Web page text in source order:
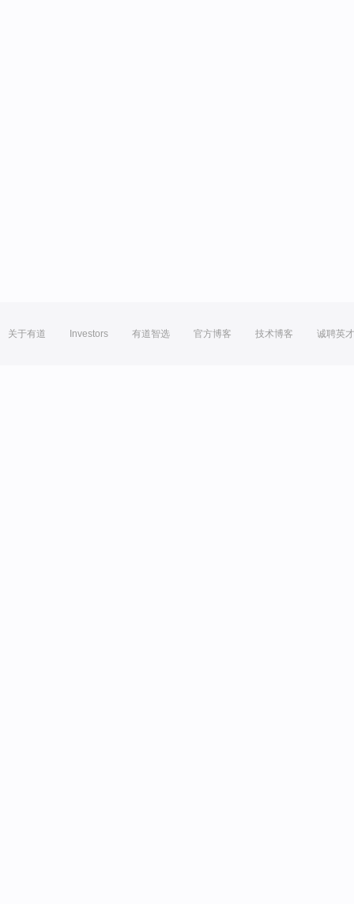
关于有道 Investors 有道智选 官方博客 技术博客 诚聘英才